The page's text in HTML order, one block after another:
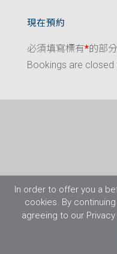
現在預約
必須填寫標有*的部分
Bookings are closed
©2026 Flight Training
In order to offer you a
cookies. By
agreeing to our